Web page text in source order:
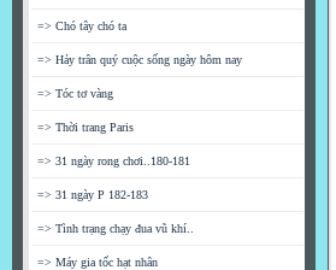
=> Chó tây chó ta
=> Hảy trân quý cuộc sống ngày hôm nay
=> Tóc tơ vàng
=> Thời trang Paris
=> 31 ngày rong chơi..180-181
=> 31 ngày P 182-183
=> Tình trạng chạy đua vũ khí..
=> Máy gia tốc hạt nhân